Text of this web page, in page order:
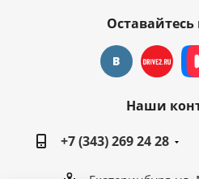
Оставайтесь
Наши
+7 (343) 269 24 28